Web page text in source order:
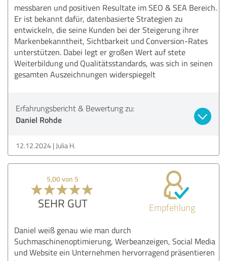
messbaren und positiven Resultate im SEO & SEA Bereich.
Er ist bekannt dafür, datenbasierte Strategien zu
entwickeln, die seine Kunden bei der Steigerung ihrer
Markenbekanntheit, Sichtbarkeit und Conversion-Rates
unterstützen. Dabei legt er großen Wert auf stete
Weiterbildung und Qualitätsstandards, was sich in seinen
gesamten Auszeichnungen widerspiegelt
Erfahrungsbericht & Bewertung zu:
Daniel Rohde
12.12.2024 Julia H.
5,00 von 5
SEHR GUT Empfehlung
Daniel weiß genau wie man durch
Suchmaschinenoptimierung, Werbeanzeigen, Social Media
und Website ein Unternehmen hervorragend präsentieren